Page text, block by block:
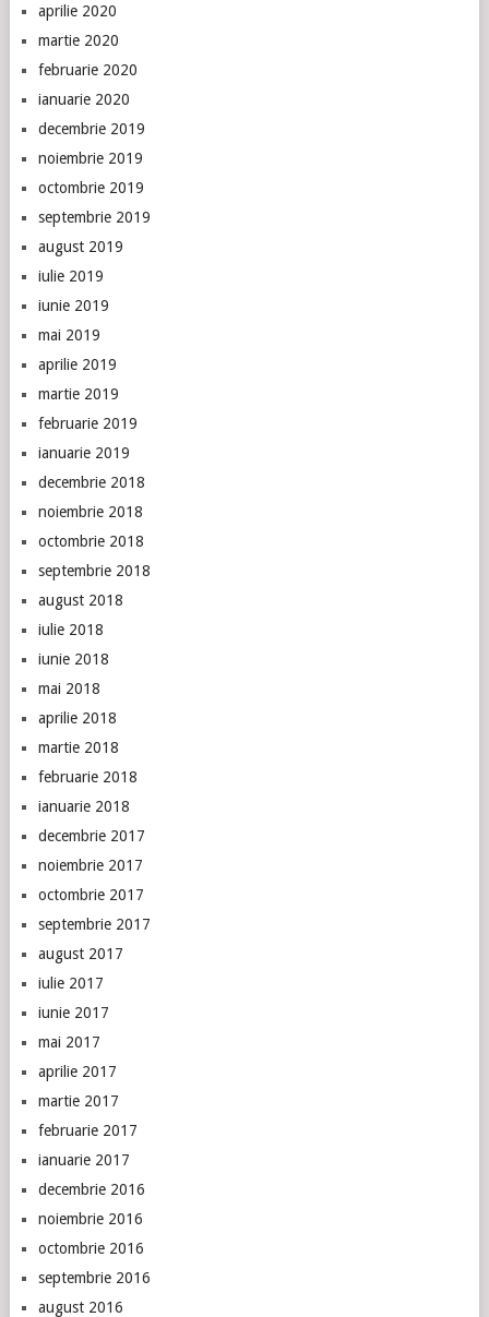
aprilie 2020
martie 2020
februarie 2020
ianuarie 2020
decembrie 2019
noiembrie 2019
octombrie 2019
septembrie 2019
august 2019
iulie 2019
iunie 2019
mai 2019
aprilie 2019
martie 2019
februarie 2019
ianuarie 2019
decembrie 2018
noiembrie 2018
octombrie 2018
septembrie 2018
august 2018
iulie 2018
iunie 2018
mai 2018
aprilie 2018
martie 2018
februarie 2018
ianuarie 2018
decembrie 2017
noiembrie 2017
octombrie 2017
septembrie 2017
august 2017
iulie 2017
iunie 2017
mai 2017
aprilie 2017
martie 2017
februarie 2017
ianuarie 2017
decembrie 2016
noiembrie 2016
octombrie 2016
septembrie 2016
august 2016